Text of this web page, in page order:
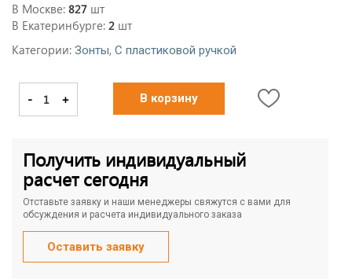
В Москве: 827 шт
В Екатеринбурге: 2 шт
Категории: Зонты, С пластиковой ручкой
- + В корзину
Получить индивидуальный
расчет сегодня
Отставьте заявку и наши менеджеры свяжутся с вами для
обсуждения и расчета индивидуального заказа
Оставить заявку